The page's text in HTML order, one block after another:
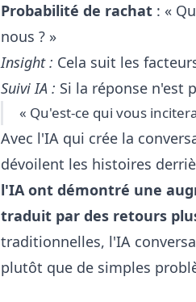
Probabilité de rachat : «
nous ? »
Insight : Cela suit les
Suivi IA : Si la réponse n'est
« Qu'est-ce qui vous
Avec l'IA qui crée la
dévoilent les histoires
l'IA ont démontré une
traduit par des retours
traditionnelles, l'IA
plutôt que de simples